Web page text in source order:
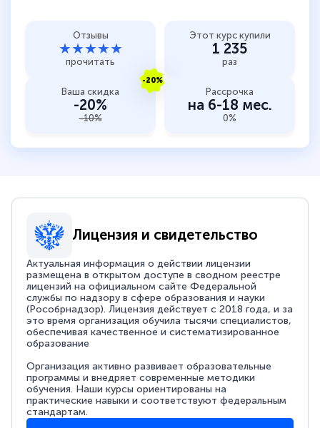
Отзывы
★★★★★
прочитать
Этот курс купили
1 235
раз
-20%
Ваша скидка
-20%
-10%
Рассрочка
на 6-18 мес.
0%
Лицензия и свидетельство
Актуальная информация о действии лицензии
размещена в открытом доступе в сводном реестре
лицензий на официальном сайте Федеральной
службы по надзору в сфере образования и науки
(Рособрнадзор). Лицензия действует с 2018 года, и за
это время организация обучила тысячи специалистов,
обеспечивая качественное и систематизированное
образование
Организация активно развивает образовательные
программы и внедряет современные методики
обучения. Наши курсы ориентированы на
практические навыки и соответствуют федеральным
стандартам.